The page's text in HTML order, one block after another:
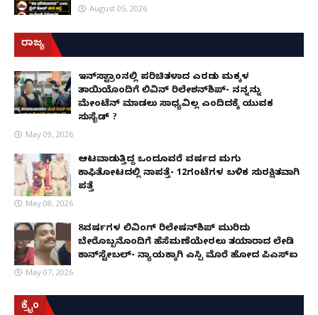
August 05, 2026
ರಾಜ್ಯ
ಇನ್​ಸ್ಟಾಗ್ರಾಂನಲ್ಲಿ ಪರಿಚಿತಳಾದ ಎರಡು ಮಕ್ಕಳ
ತಾಯಿಯೊಂದಿಗೆ ಲಿವಿನ್ ರಿಲೇಶನ್​ಶಿಪ್- ನನ್ನನ್ನು
ಮೇಂಟೆನ್ ಮಾಡಲು ಸಾಧ್ಯವಿಲ್ಲ ಎಂದಿದಕ್ಕೆ ಯುವಕ
ಸುಸೈಡ್ ?
May 09, 2026
ಆಟವಾಡುತ್ತಿದ್ದ ಒಂದೂವರೆ ವರ್ಷದ ಮಗು
ಕಾಫಿತೋಟದಲ್ಲಿ ನಾಪತ್ತೆ- 12ಗಂಟೆಗಳ ಬಳಿಕ ಸುರಕ್ಷಿತವಾಗಿ
ಪತ್ತೆ
May 08, 2026
8ವರ್ಷಗಳ ಲಿವಿಂಗ್‌ ರಿಲೇಷನ್‌ಶಿಪ್ ಮುರಿದು
ಬೇರೊಬ್ಬನೊಂದಿಗೆ ಹೆಸೆಮಣೆಯೇರಲು ತಯಾರಾದ ಲೇಡಿ
ಕಾನ್‌ಸ್ಟೇಬಲ್- ನ್ಯಾಯಕ್ಕಾಗಿ ಎಸ್ಪಿ ಮೊರೆ ಹೋದ ಪಿಎಸ್ಐ
May 07, 2026
ಕ್ರೈಂ